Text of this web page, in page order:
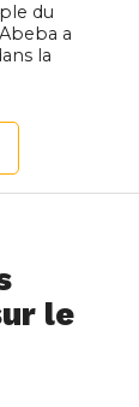
du
a
la
le